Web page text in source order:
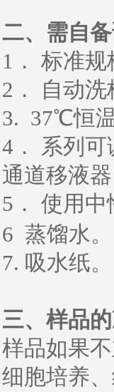
二、需自
1 ． 标准
2 ． 自动
3. 37℃恒
4 ． 系列
通道移液
5 ． 使用中
6 蒸馏水。
7. 吸水纸。
三、样品
样品如果
细胞培养